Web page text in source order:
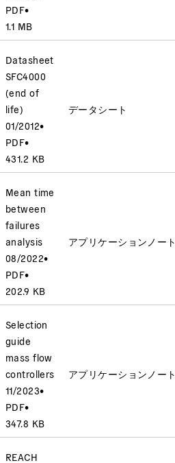
PDF•
1.1 MB
Datasheet
SFC4000
(end of
life)
01/2012•
PDF•
431.2 KB
データシート
Mean time
between
failures
analysis
08/2022•
PDF•
202.9 KB
アプリケーションノート
Selection
guide
mass flow
controllers
11/2023•
PDF•
347.8 KB
アプリケーションノート
REACH